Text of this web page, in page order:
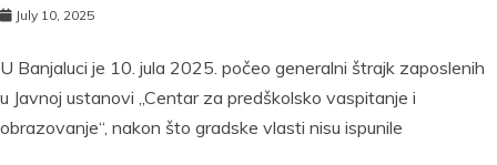
July 10, 2025
U Banjaluci je 10. jula 2025. počeo generalni štrajk zaposlenih
u Javnoj ustanovi „Centar za predškolsko vaspitanje i
obrazovanje“, nakon što gradske vlasti nisu ispunile